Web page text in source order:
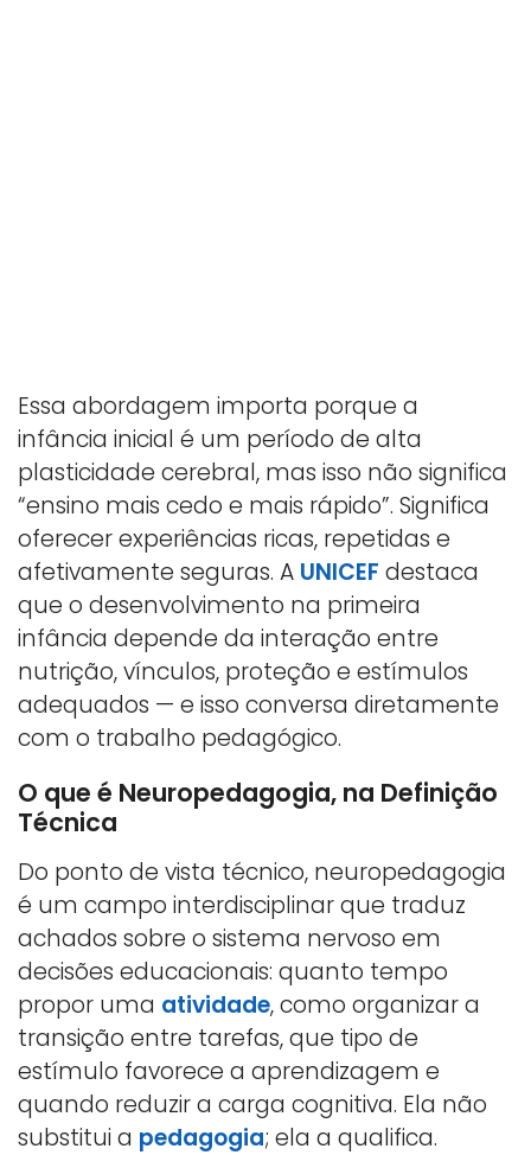
Essa abordagem importa porque a
infância inicial é um período de alta
plasticidade cerebral, mas isso não significa
“ensino mais cedo e mais rápido”. Significa
oferecer experiências ricas, repetidas e
afetivamente seguras. A UNICEF destaca
que o desenvolvimento na primeira
infância depende da interação entre
nutrição, vínculos, proteção e estímulos
adequados — e isso conversa diretamente
com o trabalho pedagógico.
O que é Neuropedagogia, na Definição
Técnica
Do ponto de vista técnico, neuropedagogia
é um campo interdisciplinar que traduz
achados sobre o sistema nervoso em
decisões educacionais: quanto tempo
propor uma atividade, como organizar a
transição entre tarefas, que tipo de
estímulo favorece a aprendizagem e
quando reduzir a carga cognitiva. Ela não
substitui a pedagogia; ela a qualifica.